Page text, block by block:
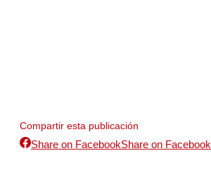
Compartir esta publicación
Share on FacebookShare on Facebook